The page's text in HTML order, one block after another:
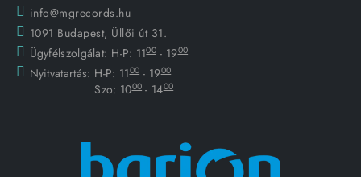
info@mgrecords.hu
1091 Budapest, Üllői út 31.
Ügyfélszolgálat: H-P: 1100 - 1900
Nyitvatartás: H-P: 1100 - 1900
Szo: 1000 - 1400